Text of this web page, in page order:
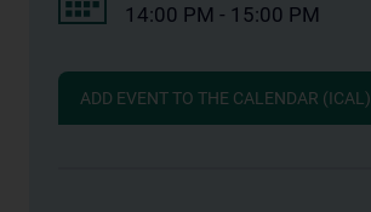
14:00 PM - 15:00 PM
ADD EVENT TO THE CALENDAR (ICAL)